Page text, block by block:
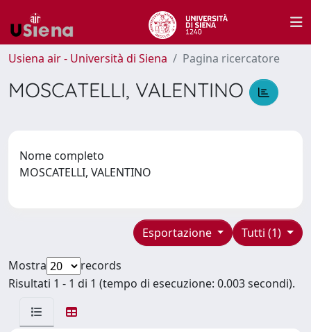
Usiena air - Università di Siena Pagina ricercatore
MOSCATELLI, VALENTINO
Nome completo
MOSCATELLI, VALENTINO
Tutti (1)
Esportazione
Mostra
records
Risultati 1 - 1 di 1 (tempo di esecuzione: 0.003 secondi).